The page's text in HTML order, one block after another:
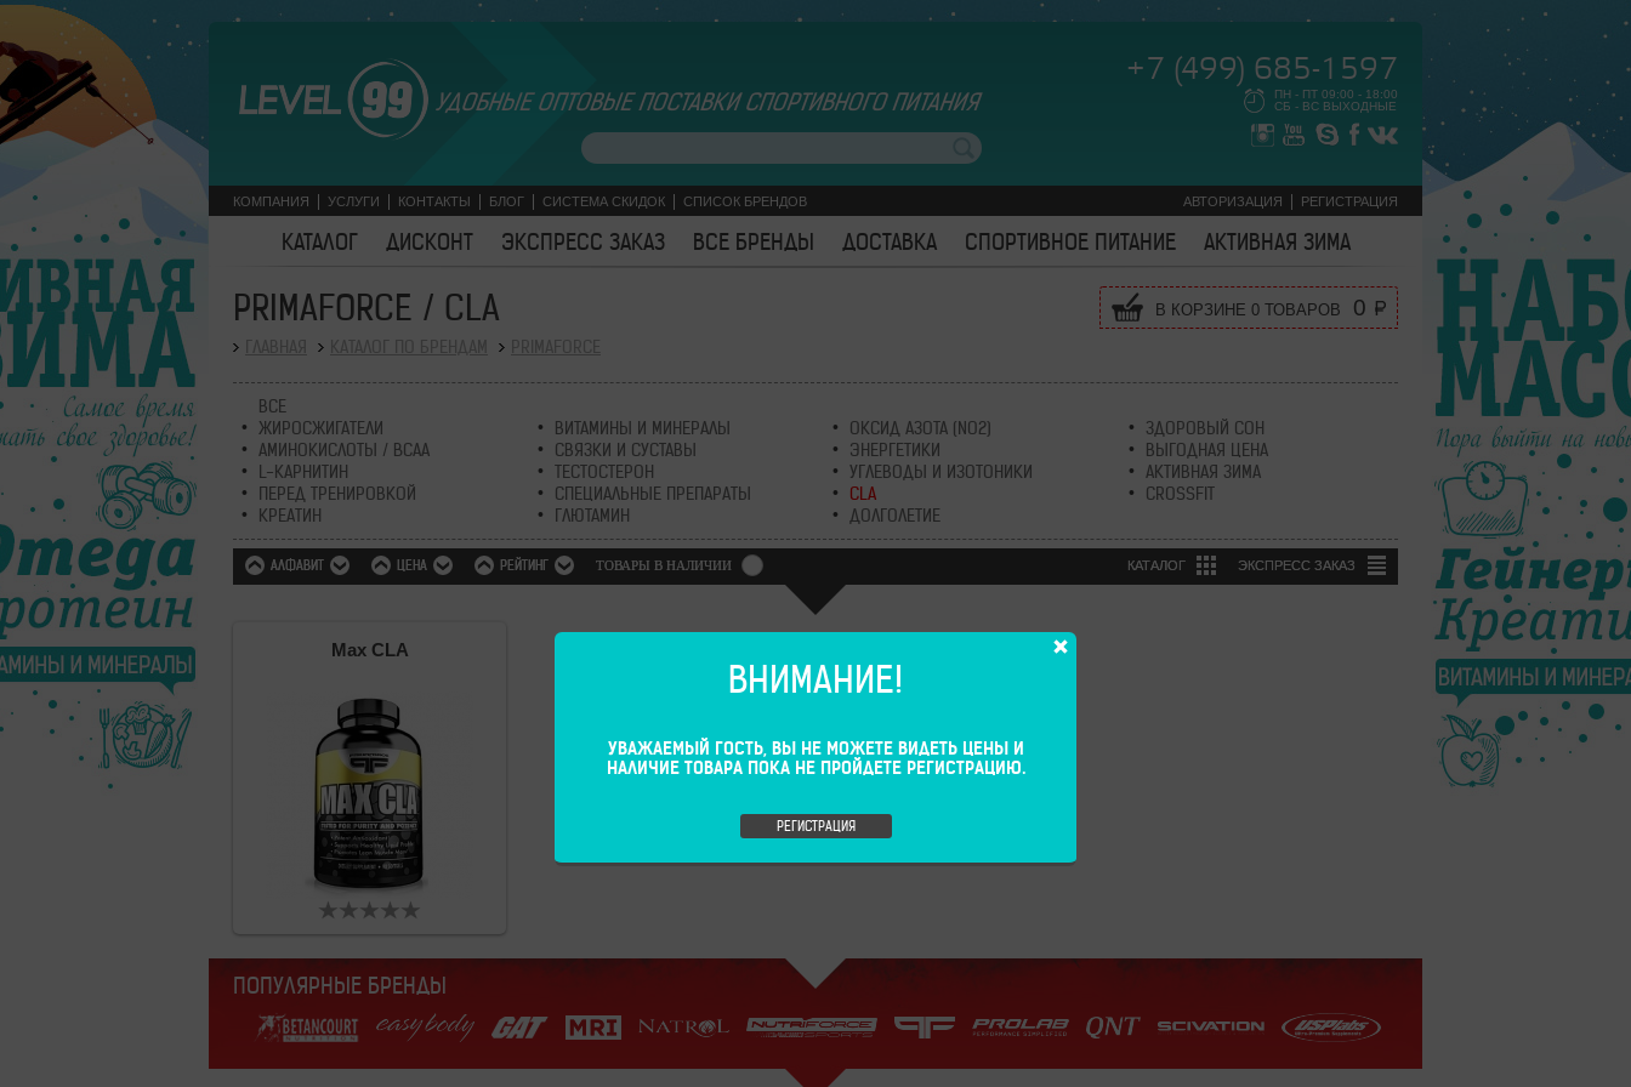
+7 (499) 685-1597
ПН - ПТ 09:00 - 18:00
СБ - ВС ВЫХОДНЫЕ
УДОБНЫЕ ОПТОВЫЕ ПОСТАВКИ СПОРТИВНОГО ПИТАНИЯ
КОМПАНИЯ УСЛУГИ КОНТАКТЫ БЛОГ СИСТЕМА СКИДОК СПИСОК БРЕНДОВ АВТОРИЗАЦИЯ РЕГИСТРАЦИЯ
КАТАЛОГ ДИСКОНТ ЭКСПРЕСС ЗАКАЗ ВСЕ БРЕНДЫ ДОСТАВКА СПОРТИВНОЕ ПИТАНИЕ АКТИВНАЯ ЗИМА
В КОРЗИНЕ 0 ТОВАРОВ 0
PRIMAFORCE / CLA
ВСЕ
ЖИРОСЖИГАТЕЛИ
АМИНОКИСЛОТЫ / BCAA
L-КАРНИТИН
ПЕРЕД ТРЕНИРОВКОЙ
КРЕАТИН
ВИТАМИНЫ И МИНЕРАЛЫ
СВЯЗКИ И СУСТАВЫ
ТЕСТОСТЕРОН
СПЕЦИАЛЬНЫЕ ПРЕПАРАТЫ
ГЛЮТАМИН
ОКСИД АЗОТА (NO2)
ЭНЕРГЕТИКИ
УГЛЕВОДЫ И ИЗОТОНИКИ
CLA
ДОЛГОЛЕТИЕ
ЗДОРОВЫЙ СОН
ВЫГОДНАЯ ЦЕНА
АКТИВНАЯ ЗИМА
CROSSFIT
КАТАЛОГ ЭКСПРЕСС ЗАКАЗ
АЛФАВИТ ЦЕНА РЕЙТИНГ ТОВАРЫ В НАЛИЧИИ
Max CLA
ПОПУЛЯРНЫЕ БРЕНДЫ
ВНИМАНИЕ!
УВАЖАЕМЫЙ ГОСТЬ, ВЫ НЕ МОЖЕТЕ ВИДЕТЬ ЦЕНЫ И
НАЛИЧИЕ ТОВАРА ПОКА НЕ ПРОЙДЕТЕ РЕГИСТРАЦИЮ.
РЕГИСТРАЦИЯ